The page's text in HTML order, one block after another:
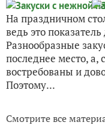
На праздничном
ведь это
Разнообразные
последнее место, а,
востребованы и
Поэтому...
Смотрите все